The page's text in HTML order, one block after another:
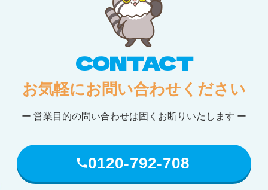
CONTACT
お気軽にお問い合わせください
ー 営業目的の問い合わせは固くお断りいたします ー
0120-792-708